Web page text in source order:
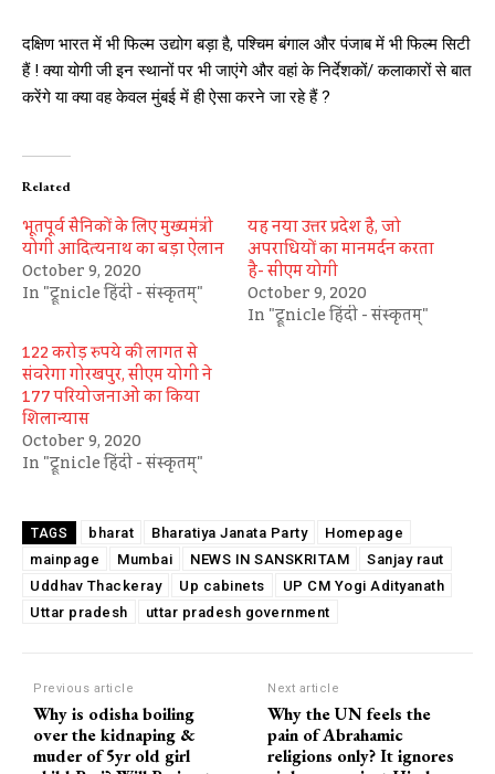
दक्षिण भारत में भी फिल्म उद्योग बड़ा है, पश्चिम बंगाल और पंजाब में भी फिल्म सिटी
हैं ! क्या योगी जी इन स्थानों पर भी जाएंगे और वहां के निर्देशकों/ कलाकारों से बात
करेंगे या क्या वह केवल मुंबई में ही ऐसा करने जा रहे हैं ?
Related
भूतपूर्व सैनिकों के लिए मुख्यमंत्री
योगी आदित्यनाथ का बड़ा ऐलान
October 9, 2020
In "ट्रूnicle हिंदी - संस्कृतम्"
यह नया उत्तर प्रदेश है, जो
अपराधियों का मानमर्दन करता
है- सीएम योगी
October 9, 2020
In "ट्रूnicle हिंदी - संस्कृतम्"
122 करोड़ रुपये की लागत से
संवरेगा गोरखपुर, सीएम योगी ने
177 परियोजनाओं का किया
शिलान्यास
October 9, 2020
In "ट्रूnicle हिंदी - संस्कृतम्"
TAGS bharat Bharatiya Janata Party
Homepage
mainpage
Mumbai NEWS IN SANSKRITAM
Sanjay raut
Uddhav Thackeray
Up cabinets
UP CM Yogi Adityanath
Uttar pradesh
uttar pradesh government
Previous article
Why is odisha boiling
over the kidnaping &
muder of 5yr old girl
Next article
Why the UN feels the
pain of Abrahamic
religions only? It ignores